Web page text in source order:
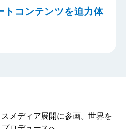
トコンテンツを迫力体
メディア展開に参画。世界を